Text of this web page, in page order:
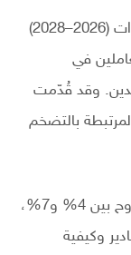
القانون أقرّ مبدأ زيادات تمتد على ثلاث سنوات (2026–2028)
في
وقد قُدّمت
بالتضخم
ورغم تداول تقديرات تشير إلى نسب قد تتراوح بين 4% و7%،
وكيفية